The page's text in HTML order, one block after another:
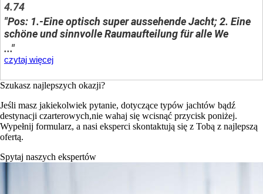
4.74
"Pos: 1.-Eine optisch super aussehende Jacht; 2. Eine
schöne und sinnvolle Raumaufteilung für alle We
..."
czytaj więcej
Szukasz najlepszych okazji?
Jeśli masz jakiekolwiek pytanie, dotyczące typów jachtów bądź
destynacji czarterowych,nie wahaj się wcisnąć przycisk poniżej.
Wypełnij formularz, a nasi eksperci skontaktują się z Tobą z najlepszą
ofertą.
Spytaj naszych ekspertów